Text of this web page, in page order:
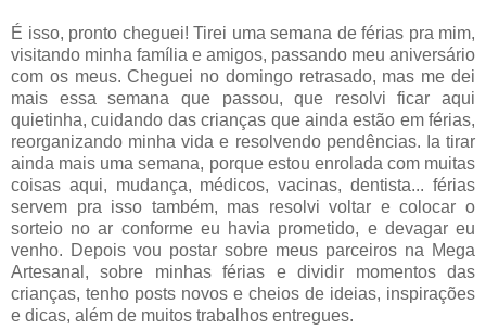
É isso, pronto cheguei! Tirei uma semana de férias pra mim,
visitando minha família e amigos, passando meu aniversário
com os meus. Cheguei no domingo retrasado, mas me dei
mais essa semana que passou, que resolvi ficar aqui
quietinha, cuidando das crianças que ainda estão em férias,
reorganizando minha vida e resolvendo pendências. Ia tirar
ainda mais uma semana, porque estou enrolada com muitas
coisas aqui, mudança, médicos, vacinas, dentista... férias
servem pra isso também, mas resolvi voltar e colocar o
sorteio no ar conforme eu havia prometido, e devagar eu
venho. Depois vou postar sobre meus parceiros na Mega
Artesanal, sobre minhas férias e dividir momentos das
crianças, tenho posts novos e cheios de ideias, inspirações
e dicas, além de muitos trabalhos entregues.